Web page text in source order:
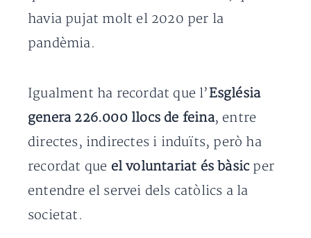
havia pujat molt el 2020 per la
pandèmia.
Igualment ha recordat que l’Església
genera 226.000 llocs de feina, entre
directes, indirectes i induïts, però ha
recordat que el voluntariat és bàsicper
entendre el servei dels catòlics a la
societat.